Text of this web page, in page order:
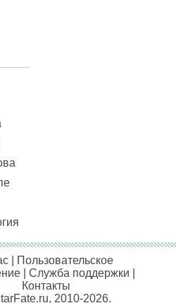
Пользовательское
|Служба поддержки
Контакты
2010-2026.